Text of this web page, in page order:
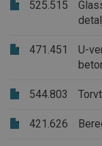
525.515
471.451
U-
544.803
421.626